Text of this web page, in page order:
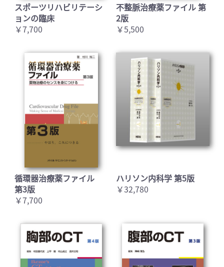
スポーツリハビリテーシ
ョンの臨床
￥7,700
不整脈治療薬ファイル 第
2版
￥5,500
循環器治療薬ファイル
第3版
￥7,700
ハリソン内科学 第5版
￥32,780